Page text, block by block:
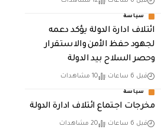
سياسة
ائتلاف ادارة الدولة يؤكد دعمه
لجهود حفظ الأمن والاستقرار
وحصر السلاح بيد الدولة
قبل 6 ساعات 10 مشاهدات
سياسة
مخرجات اجتماع ائتلاف ادارة الدولة
قبل 6 ساعات 20 مشاهدات